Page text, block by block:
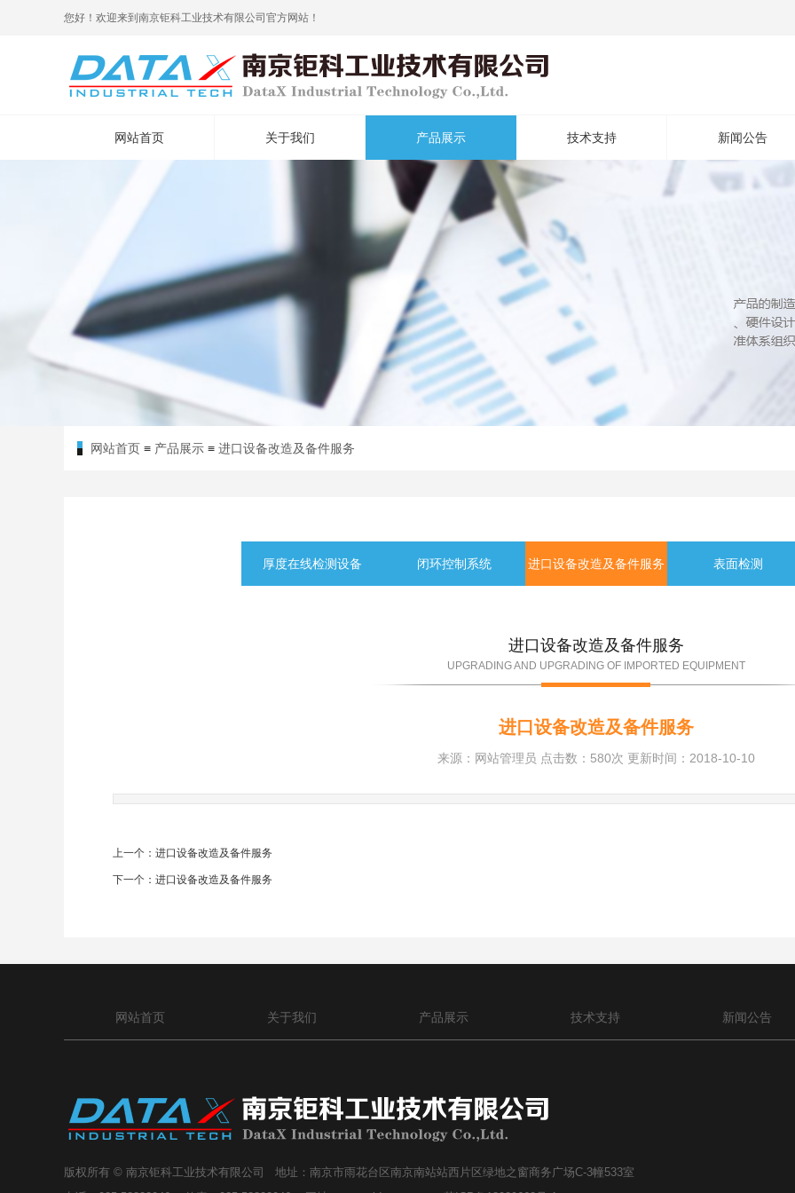
您好！欢迎来到南京钜科工业技术有限公司官方网站！
网站首页 关于我们 产品展示 技术支持 新闻公告
网站首页 ≡ 产品展示 ≡ 进口设备改造及备件服务
厚度在线检测设备 闭环控制系统 进口设备改造及备件服务 表面检测
进口设备改造及备件服务
UPGRADING AND UPGRADING OF IMPORTED EQUIPMENT
进口设备改造及备件服务
来源：网站管理员 点击数： 580次 更新时间：2018-10-10
上一个： 进口设备改造及备件服务
下一个： 进口设备改造及备件服务
网站首页 关于我们 产品展示 技术支持 新闻公告
版权所有 © 南京钜科工业技术有限公司 地址：南京市雨花台区南京南站站西片区绿地之窗商务广场C-3幢533室